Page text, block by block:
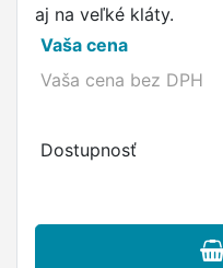
aj na veľké kláty.
Vaša cena
Vaša cena bez DPH
Dostupnosť